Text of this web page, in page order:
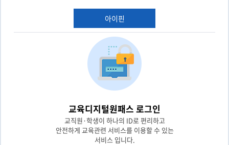
아이핀
교육디지털원패스 로그인
교직원·학생이 하나의 ID로 편리하고
안전하게 교육관련 서비스를 이용할 수 있는
서비스 입니다.